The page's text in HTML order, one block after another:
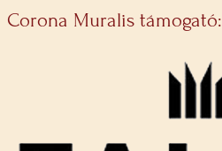
Corona Muralis támogató: